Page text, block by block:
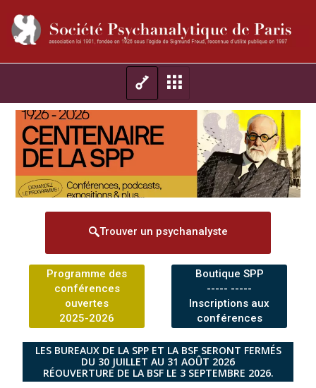
Trouver un psychanalyste
Programme des
conférences
ouvertes
2025-2026
Boutique SPP
----- -----
Inscriptions aux
conférences
LES BUREAUX DE LA SPP ET LA BSF SERONT FERMÉS
DU 30 JUILLET AU 31 AOÛT 2026
RÉOUVERTURE DE LA BSF LE 3 SEPTEMBRE 2026.